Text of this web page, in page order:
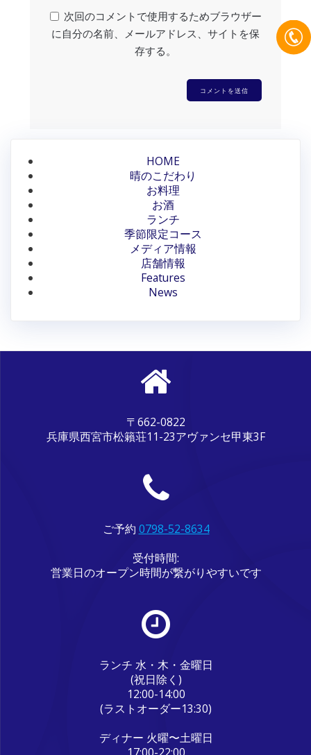
次回のコメントで使用するためブラウザー
に自分の名前、メールアドレス、サイトを保
存する。
HOME
晴のこだわり
お料理
お酒
ランチ
季節限定コース
メディア情報
店舗情報
Features
News
〒662-0822
兵庫県西宮市松籟荘11-23アヴァンセ甲東3F
ご予約 0798-52-8634
受付時間:
営業日のオープン時間が繋がりやすいです
ランチ 水・木・金曜日
(祝日除く)
12:00-14:00
(ラストオーダー13:30)
ディナー 火曜〜土曜日